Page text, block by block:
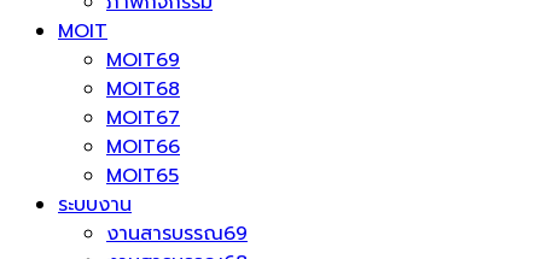
MOIT
MOIT69
MOIT68
MOIT67
MOIT66
MOIT65
ระบบงาน
งานสารบรรณ69